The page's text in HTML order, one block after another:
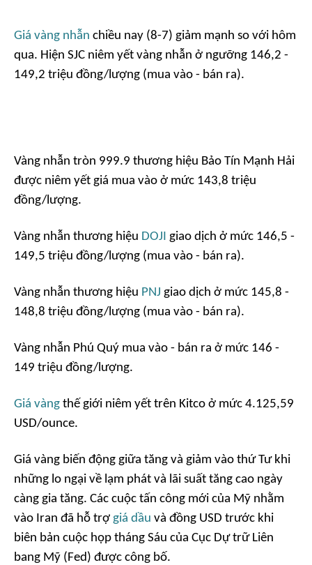
Giá vàng nhẫn chiều nay (8-7) giảm mạnh so với hôm
qua. Hiện SJC niêm yết vàng nhẫn ở ngưỡng 146,2 -
149,2 triệu đồng/lượng (mua vào - bán ra).
Vàng nhẫn tròn 999.9 thương hiệu Bảo Tín Mạnh Hải
được niêm yết giá mua vào ở mức 143,8 triệu
đồng/lượng.
Vàng nhẫn thương hiệu DOJI giao dịch ở mức 146,5 -
149,5 triệu đồng/lượng (mua vào - bán ra).
Vàng nhẫn thương hiệu PNJ giao dịch ở mức 145,8 -
148,8 triệu đồng/lượng (mua vào - bán ra).
Vàng nhẫn Phú Quý mua vào - bán ra ở mức 146 -
149 triệu đồng/lượng.
Giá vàng thế giới niêm yết trên Kitco ở mức 4.125,59
USD/ounce.
Giá vàng biến động giữa tăng và giảm vào thứ Tư khi
những lo ngại về lạm phát và lãi suất tăng cao ngày
càng gia tăng. Các cuộc tấn công mới của Mỹ nhằm
vào Iran đã hỗ trợ giá dầu và đồng USD trước khi
biên bản cuộc họp tháng Sáu của Cục Dự trữ Liên
bang Mỹ (Fed) được công bố.